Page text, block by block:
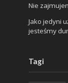
Nie
Jako jedyni
jesteśmy
Tagi